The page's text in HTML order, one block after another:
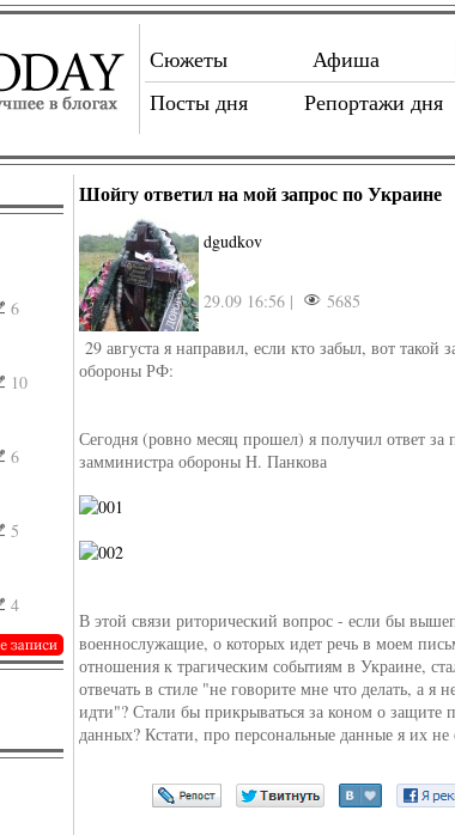
Сюжеты
Афиша
Посты дня
Репортажи дня
6
10
6
5
4
Шойгу ответил на мой запрос по Украине
dgudkov
29.09 16:56 | 5685
29 августа я направил, если кто забыл, вот такой
обороны РФ:
Сегодня (ровно месяц прошел) я получил ответ за
замминистра обороны Н. Панкова
В этой связи риторический вопрос - если бы
военнослужащие, о которых идет речь в моем
отношения к трагическим событиям в Украине,
отвечать в стиле "не говорите мне что делать, а я
идти"? Стали бы прикрываться за коном о защите
данных? Кстати, про персональные данные я их